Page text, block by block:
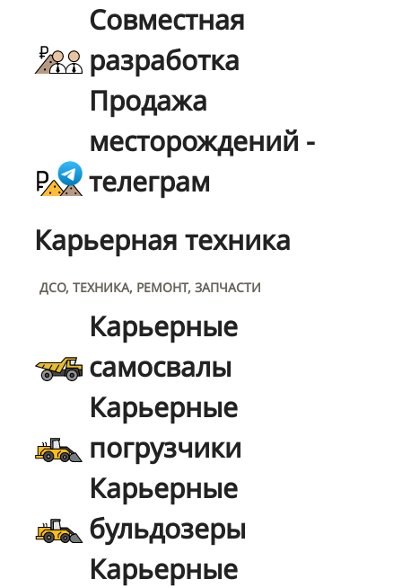
Совместная
разработка
Продажа
месторождений -
телеграм
Карьерная техника
ДСО, ТЕХНИКА, РЕМОНТ, ЗАПЧАСТИ
Карьерные
самосвалы
Карьерные
погрузчики
Карьерные
бульдозеры
Карьерные